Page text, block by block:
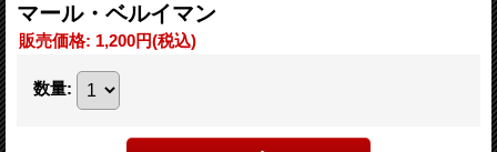
マール・ベルイマン
販売価格: 1,200円(税込)
数量: